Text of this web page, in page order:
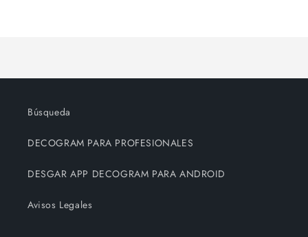
Búsqueda
DECOGRAM PARA PROFESIONALES
DESGAR APP DECOGRAM PARA ANDROID
Avisos Legales